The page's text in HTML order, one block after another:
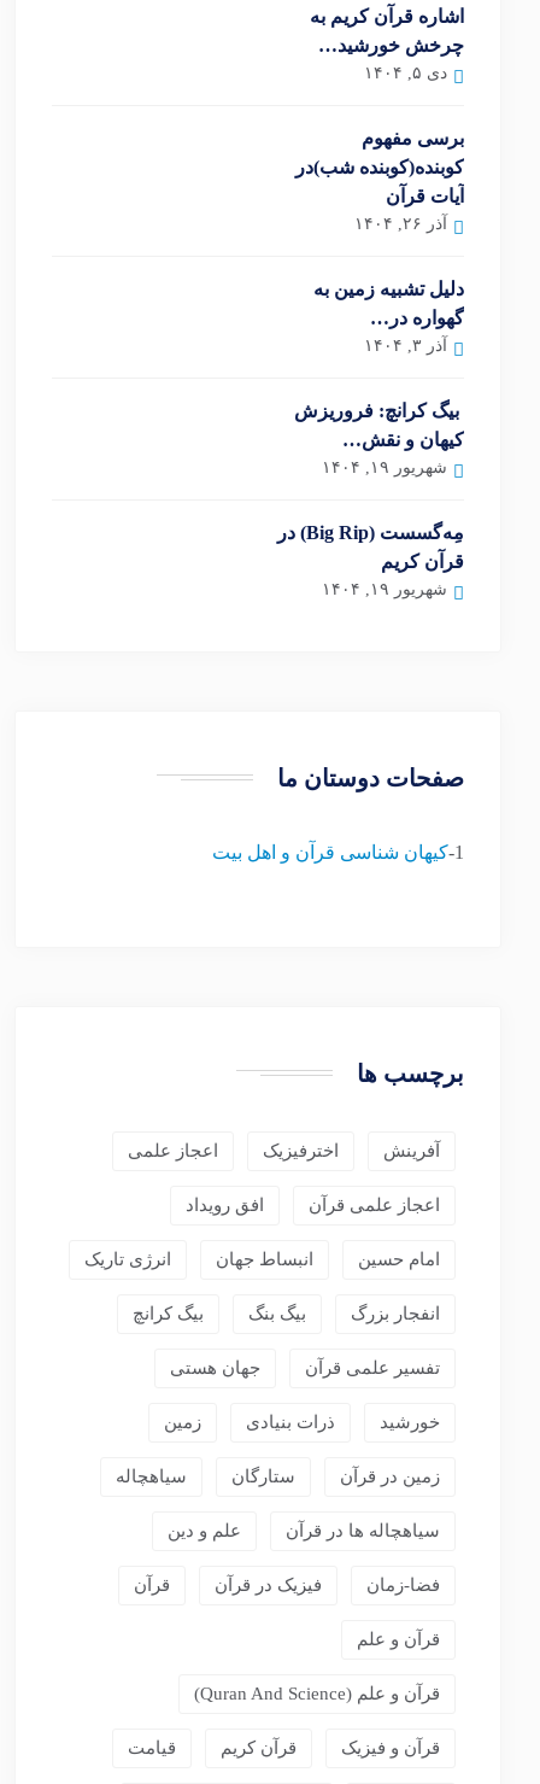
اشاره قرآن کریم به
چرخش خورشید…
دی ۵, ۱۴۰۴
برسی مفهوم
کوبنده(کوبنده شب)در
آیات قرآن
آذر ۲۶, ۱۴۰۴
دلیل تشبیه زمین به
گهواره در…
آذر ۳, ۱۴۰۴
بیگ کرانچ: فروریزش
کیهان و نقش…
شهریور ۱۹, ۱۴۰۴
مِه‌گسست (Big Rip) در
قرآن کریم
شهریور ۱۹, ۱۴۰۴
صفحات دوستان ما
1- کیهان شناسی قرآن و اهل بیت
برچسب ها
آفرینش اخترفیزیک اعجاز علمی
اعجاز علمی قرآن افق رویداد
امام حسین انبساط جهان انرژی تاریک
انفجار بزرگ بیگ بنگ بیگ کرانچ
تفسیر علمی قرآن جهان هستی
خورشید ذرات بنیادی زمین
زمین در قرآن ستارگان سیاهچاله
سیاهچاله ها در قرآن علم و دین
فضا-زمان فیزیک در قرآن قرآن
قرآن و علم
قرآن و علم (Quran And Science)
قرآن و فیزیک قرآن کریم قیامت